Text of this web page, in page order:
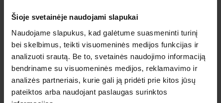
Šioje svetainėje naudojami slapukai
Naudojame slapukus, kad galėtume suasmeninti turinį
bei skelbimus, teikti visuomeninės medijos funkcijas ir
analizuoti srautą. Be to, svetainės naudojimo informaciją
bendriname su visuomeninės medijos, reklamavimo ir
analizės partneriais, kurie gali ją pridėti prie kitos jūsų
pateiktos arba naudojant paslaugas surinktos
Apie organizatorių
Apie mus
Kontaktai
Pagalba ir informacija
Išvykimo laikai